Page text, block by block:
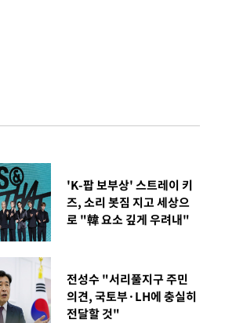
'K-팝 보부상' 스트레이 키
즈, 소리 봇짐 지고 세상으
로 "韓 요소 깊게 우려내"
전성수 "서리풀지구 주민
의견, 국토부·LH에 충실히
전달할 것"